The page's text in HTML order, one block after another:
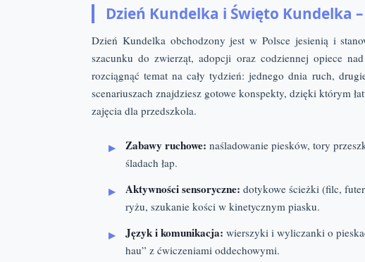
Dzień Kundelka i Święto Kundelka
Dzień Kundelka obchodzony jest w Polsce jesienią i
szacunku do zwierząt, adopcji oraz codziennej opiece
rozciągnąć temat na cały tydzień: jednego dnia ruch,
scenariuszach znajdziesz gotowe konspekty, dzięki którym
zajęcia dla przedszkola.
Zabawy ruchowe: naśladowanie piesków, tory
śladach łap.
Aktywności sensoryczne: dotykowe ścieżki (filc,
ryżu, szukanie kości w kinetycznym piasku.
Język i komunikacja: wierszyki i wyliczanki o
hau” z ćwiczeniami oddechowymi.